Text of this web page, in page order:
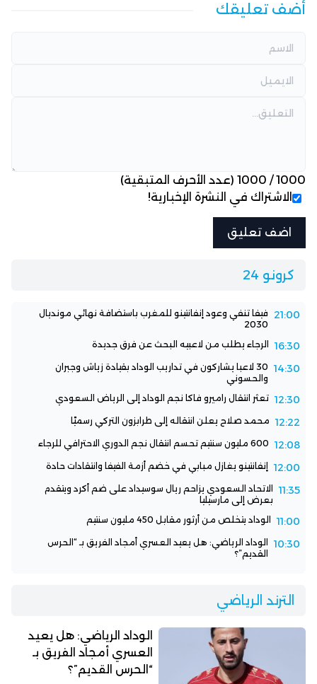
أضف تعليقك
1000
/
1000 (عدد الأحرف المتبقية)
الاشتراك في النشرة الإخبارية!
كرونو 24
21:00
فيفا تنفي وعود إنفانتينو للمغرب باستضافة نهائي مونديال
2030
16:30 الرجاء يطلب من لاعبيه البحث عن فرق جديدة
14:30
30 لاعبا يشاركون في تداريب الوداد بقيادة زياش وجبران
والحسوني
12:30 تعثر انتقال راميرو فاكا نجم الوداد إلى الرياض السعودي
12:22 محمد صلاح يعلن انتقاله إلى طرابزون التركي رسميًا
12:08 600 مليون سنتيم تحسم انتقال نجم الدوري الاحترافي للرجاء
12:00 إنفانتينو يغازل مبابي في خضم أزمة الفيفا وانتقادات حادة
11:35
الاتحاد السعودي يزاحم ريال سوسيداد على ضم أكرد ويتقدم
بعرض إلى مارسيليا
11:00 الوداد يتخلص من أرثور مقابل 450 مليون سنتيم
10:30
الوداد الرياضي: هل يعيد العسري أمجاد الفريق بـ “الحرس
القديم”؟
الترند الرياضي
الوداد الرياضي: هل يعيد
العسري أمجاد الفريق بـ
“الحرس القديم”؟